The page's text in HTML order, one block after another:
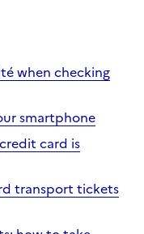
when checking
smartphone
card is
transport tickets